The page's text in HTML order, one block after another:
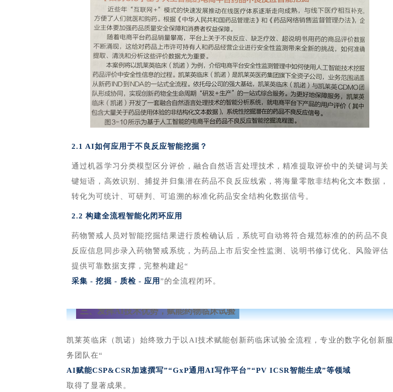
2.1 AI如何应用于不良反应智能挖掘？
通过机器学习分类模型区分评价，融合自然语言处理技术，精准提取评价中的关键词与关
键短语，高效识别、捕捉并归集潜在药品不良反应线索，将海量零散非结构化文本数据，
转化为可统计、可研判、可追溯的标准化药品安全结构化数据信号。
2.2 构建全流程智能化闭环应用
药物警戒人员对智能挖掘结果进行质检确认后，系统可自动将符合规范标准的的药品不良
反应信息同步录入药物警戒系统，为药品上市后安全性监测、说明书修订优化、风险评估
提供可靠数据支撑，完整构建起“
采集 - 挖掘 - 质检 - 应用”的全流程闭环。
三、发挥AI技术优势，赋能药物临床试验
凯莱英临床（凯诺）始终致力于以AI技术赋能创新药临床试验全流程，专业的数字化创新服
务团队在“
AI赋能CSP&CSR加速撰写”“GxP通用AI写作平台”“PV ICSR智能生成”等领域
取得了显著成果。